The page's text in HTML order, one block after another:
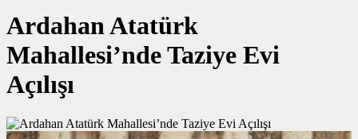
Ardahan Atatürk
Mahallesi’nde Taziye Evi
Açılışı